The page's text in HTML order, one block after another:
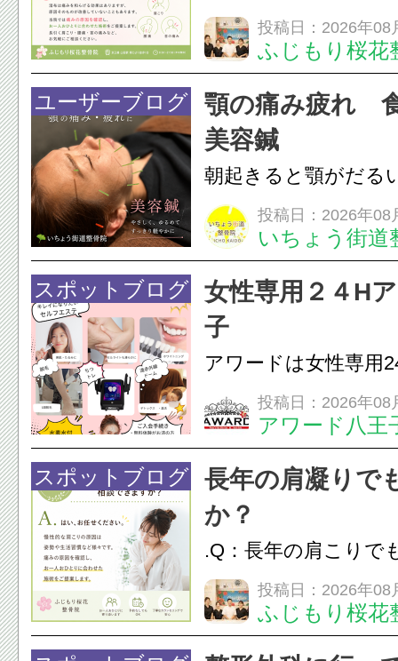
らえますか？A. はい
湿布は痛みを和らげ
すが、原因そのもの
いこともあります。
原因を確認し、お一
投稿日：2026年08
ふじもり桜花
ユーザーブログ
顎の痛み疲れ
美容鍼
朝起きると顎がだる
ありませんか？無意
は、顎の痛みや疲れ
フェイスラインの張
のこわばり・頭痛や
ながることがありま
投稿日：2026年08
いちょう街道
スポットブログ
女性専用２４H
子
アワードは女性専用
フエステを 思いっ
開催中
投稿日：2026年08
アワード八王
24時間ジム&
脱毛
スポットブログ
長年の肩凝りで
か？
.Q：長年の肩こりで
か？A：はい、お任
性的な肩こりの原因
投稿日：2026年08
ふじもり桜花